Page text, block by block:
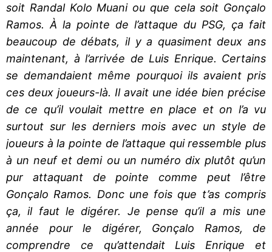
soit Randal Kolo Muani ou que cela soit Gonçalo
Ramos. À la pointe de l’attaque du PSG, ça fait
beaucoup de débats, il y a quasiment deux ans
maintenant, à l’arrivée de Luis Enrique. Certains
se demandaient même pourquoi ils avaient pris
ces deux joueurs-là. Il avait une idée bien précise
de ce qu’il voulait mettre en place et on l’a vu
surtout sur les derniers mois avec un style de
joueurs à la pointe de l’attaque qui ressemble plus
à un neuf et demi ou un numéro dix plutôt qu’un
pur attaquant de pointe comme peut l’être
Gonçalo Ramos. Donc une fois que t’as compris
ça, il faut le digérer. Je pense qu’il a mis une
année pour le digérer, Gonçalo Ramos, de
comprendre ce qu’attendait Luis Enrique et